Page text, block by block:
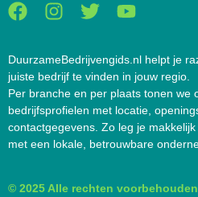
DuurzameBedrijvengids.nl helpt je
juiste bedrijf te vinden in jouw regio.
Per branche en per plaats tonen we
bedrijfsprofielen met locatie,
contactgegevens. Zo leg je
met een lokale, betrouwbare
© 2025 Alle rechten voorbehouden